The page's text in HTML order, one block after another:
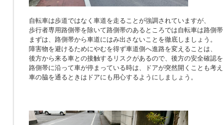
自転車は歩道ではなく車道を走ることが強調されていますが、
歩行者専用路側帯を除いて路側帯のあるところでは自転車は路側
まずは、路側帯から車道にはみ出さないことを徹底しましょう。
障害物を避けるためにやむを得ず車道側へ進路を変えることは、
後方から来る車との接触するリスクがあるので、後方の安全確認
路側帯に沿って車が停まっている時は、ドアが突然開くことも考
車の脇を通るときはドアにも用心するようにしましょう。